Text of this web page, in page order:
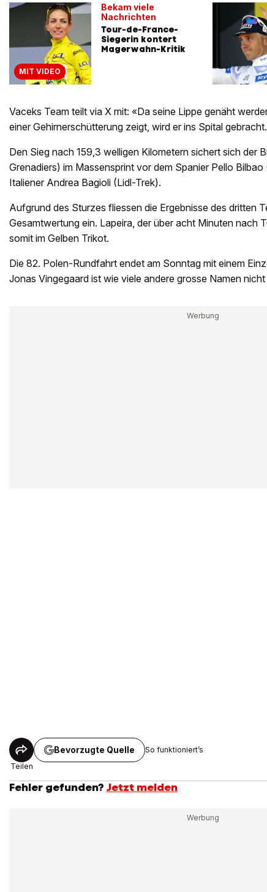
MIT VIDEO
Bekam viele
Nachrichten
Tour-de-France-
Siegerin kontert
Magerwahn-Kritik
Vaceks Team teilt via X mit: «Da seine Lippe genäht
einer Gehirnerschütterung zeigt, wird er ins Spital
Den Sieg nach 159,3 welligen Kilometern sichert sich der
Grenadiers) im Massensprint vor dem Spanier Pello
Italiener Andrea Bagioli (Lidl-Trek).
Aufgrund des Sturzes fliessen die Ergebnisse des dritten
Gesamtwertung ein. Lapeira, der über acht Minuten nach
somit im Gelben Trikot.
Die 82. Polen-Rundfahrt endet am Sonntag mit einem
Jonas Vingegaard ist wie viele andere grosse Namen
Teilen
Bevorzugte Quelle So funktioniert’s
Fehler gefunden? Jetzt melden